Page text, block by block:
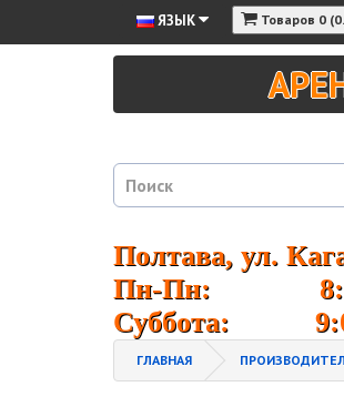
ЯЗЫК Товаров 0
Полтава, ул.
Пн-Пн: 8:00
Суббота:
ГЛАВНАЯ